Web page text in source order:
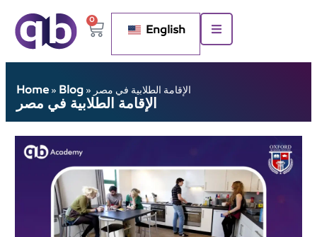
0
English
Home » Blog » الإقامة الطلابية في مصر
الإقامة الطلابية في مصر